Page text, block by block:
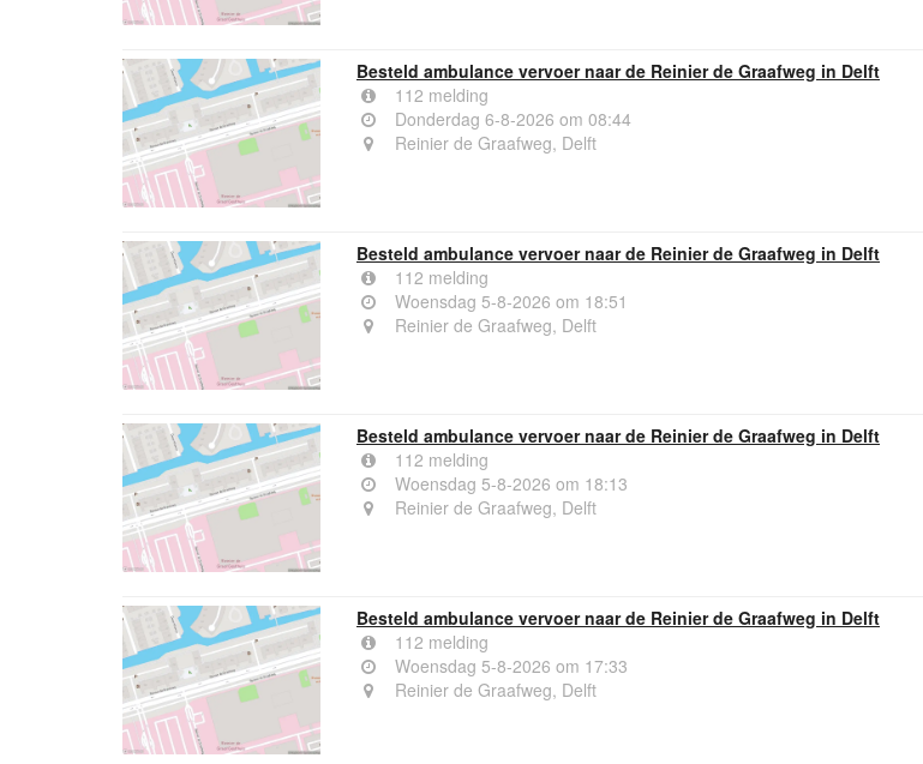
Besteld ambulance vervoer naar de Reinier de Graafweg in Delft
112 melding
Donderdag 6-8-2026 om 08:44
Reinier de Graafweg, Delft
Besteld ambulance vervoer naar de Reinier de Graafweg in Delft
112 melding
Woensdag 5-8-2026 om 18:51
Reinier de Graafweg, Delft
Besteld ambulance vervoer naar de Reinier de Graafweg in Delft
112 melding
Woensdag 5-8-2026 om 18:13
Reinier de Graafweg, Delft
Besteld ambulance vervoer naar de Reinier de Graafweg in Delft
112 melding
Woensdag 5-8-2026 om 17:33
Reinier de Graafweg, Delft